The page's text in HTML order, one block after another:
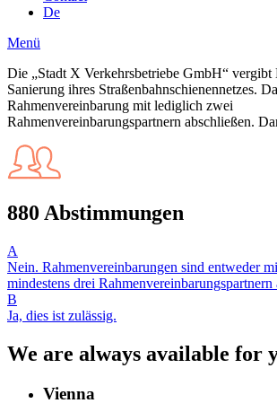
De
Menü
Die „Stadt X Verkehrsbetriebe GmbH“ vergibt
Sanierung ihres Straßenbahnschienennetzes.
Rahmenvereinbarung mit lediglich zwei
Rahmenvereinbarungspartnern abschließen.
880 Abstimmungen
A
Nein. Rahmenvereinbarungen sind entweder
mindestens drei Rahmenvereinbarungspartnern
B
Ja, dies ist zulässig.
We are always available for
Vienna